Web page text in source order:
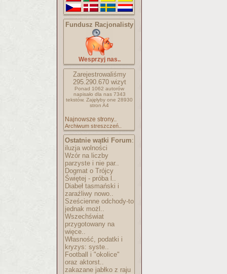
Fundusz Racjonalisty
Wesprzyj nas..
Zarejestrowaliśmy
295.290.670wizyt
Ponad 1062 autorów
napisało dla nas 7343
tekstów. Zajęłyby one 28930
stron A4
Najnowsze strony..
Archiwum streszczeń..
Ostatnie wątki Forum:
iluzja wolności
Wzór na liczby
parzyste i nie par..
Dogmat o Trójcy
Świętej - próba l..
Diabeł tasmański i
zaraźliwy nowo..
Sześcienne odchody-to
jednak możl..
Wszechświat
przygotowany na
więce..
Własność, podatki i
kryzys: syste..
Football i "okolice"
oraz aktorst..
zakazane jabłko z raju